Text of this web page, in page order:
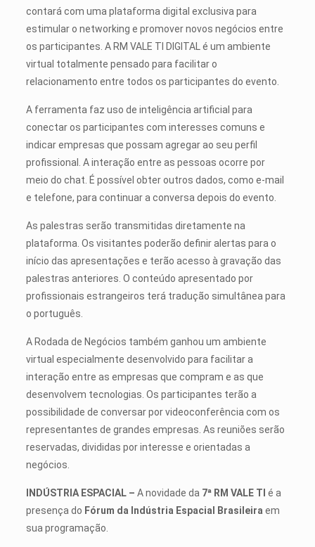
contará com uma plataforma digital exclusiva para
estimular o networking e promover novos negócios entre
os participantes. A RM VALE TI DIGITAL é um ambiente
virtual totalmente pensado para facilitar o
relacionamento entre todos os participantes do evento.
A ferramenta faz uso de inteligência artificial para
conectar os participantes com interesses comuns e
indicar empresas que possam agregar ao seu perfil
profissional. A interação entre as pessoas ocorre por
meio do chat. É possível obter outros dados, como e-mail
e telefone, para continuar a conversa depois do evento.
As palestras serão transmitidas diretamente na
plataforma. Os visitantes poderão definir alertas para o
início das apresentações e terão acesso à gravação das
palestras anteriores. O conteúdo apresentado por
profissionais estrangeiros terá tradução simultânea para
o português.
A Rodada de Negócios também ganhou um ambiente
virtual especialmente desenvolvido para facilitar a
interação entre as empresas que compram e as que
desenvolvem tecnologias. Os participantes terão a
possibilidade de conversar por videoconferência com os
representantes de grandes empresas. As reuniões serão
reservadas, divididas por interesse e orientadas a
negócios.
INDÚSTRIA ESPACIAL – A novidade da 7ª RM VALE TI é a
presença do Fórum da Indústria Espacial Brasileira em
sua programação.